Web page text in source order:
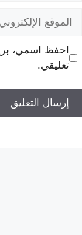
الموقع
الإلكتروني
احفظ اسمي،
تعليقي.